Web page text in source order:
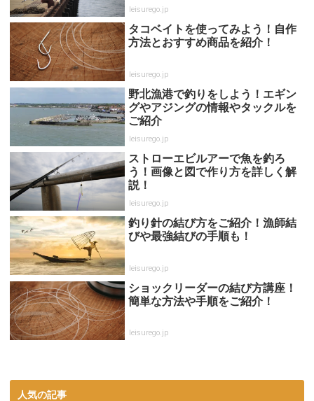
leisurego.jp
タコベイトを使ってみよう！自作
方法とおすすめ商品を紹介！
leisurego.jp
野北漁港で釣りをしよう！エギン
グやアジングの情報やタックルを
ご紹介
leisurego.jp
ストローエビルアーで魚を釣ろ
う！画像と図で作り方を詳しく解
説！
leisurego.jp
釣り針の結び方をご紹介！漁師結
びや最強結びの手順も！
leisurego.jp
ショックリーダーの結び方講座！
簡単な方法や手順をご紹介！
leisurego.jp
人気の記事